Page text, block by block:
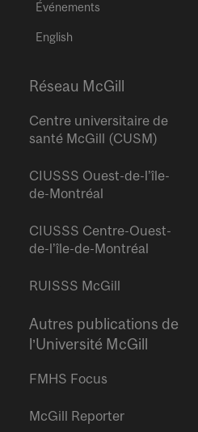
Événements
English
Réseau McGill
Centre universitaire de
santé McGill (CUSM)
CIUSSS Ouest-de-l’île-
de-Montréal
CIUSSS Centre-Ouest-
de-l’île-de-Montréal
RUISSS McGill
Autres publications de
l’Université McGill
FMHS Focus
McGill Reporter